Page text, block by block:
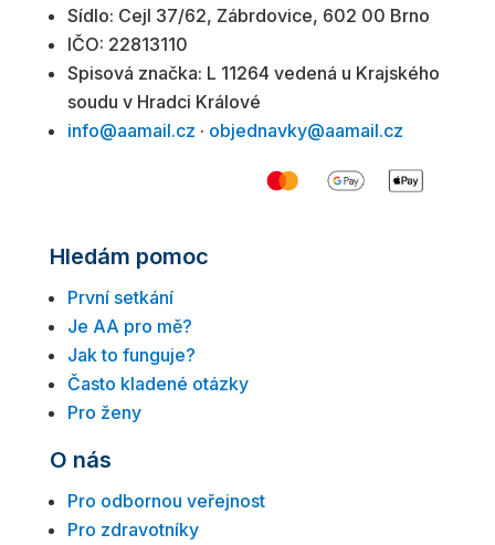
Sídlo: Cejl 37/62, Zábrdovice, 602 00 Brno
IČO: 22813110
Spisová značka: L 11264 vedená u Krajského
soudu v Hradci Králové
info@aamail.cz · objednavky@aamail.cz
Hledám pomoc
První setkání
Je AA pro mě?
Jak to funguje?
Často kladené otázky
Pro ženy
O nás
Pro odbornou veřejnost
Pro zdravotníky